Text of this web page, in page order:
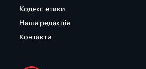
Кодекс етики
Наша редакція
Контакти